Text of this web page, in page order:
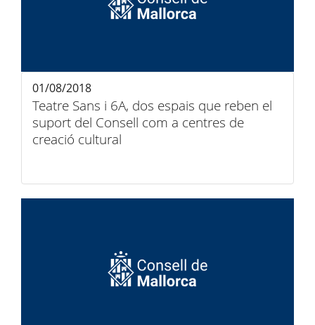
Teatre Sans i 6A, dos espais que reben el
suport del Consell com a centres de
creació cultural
01/08/2018